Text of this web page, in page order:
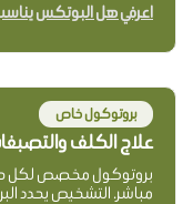
اعرفي هل البوتكس
بروتوكول خاص
علاج الكلف
بروتوكول مخصص لكل
مباشر. التشخيص يحدد